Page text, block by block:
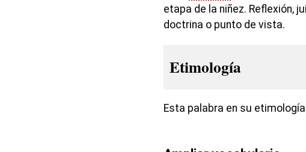
etapa de la niñez. Reflexión,
doctrina o punto de vista.
Etimología
Esta palabra en su